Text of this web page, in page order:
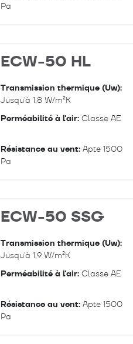
Pa
ECW-50 HL
Transmission thermique (Uw):
Jusqu'à 1,8 W/m²K
Perméabilité à l'air: Classe AE
Résistance au vent: Apte 1500
Pa
ECW-50 SSG
Transmission thermique (Uw):
Jusqu'à 1,9 W/m²K
Perméabilité à l'air: Classe AE
Résistance au vent: Apte 1500
Pa